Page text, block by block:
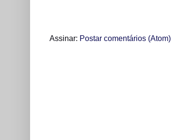
Assinar: Postar comentários (Atom)